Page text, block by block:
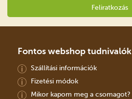
Fontos webshop tudnivalók
Szállítási információk
Fizetési módok
Mikor kapom meg a csomagot?